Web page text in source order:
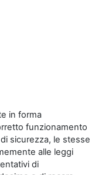
in forma
funzionamento
sicurezza, le stesse
alle leggi
di